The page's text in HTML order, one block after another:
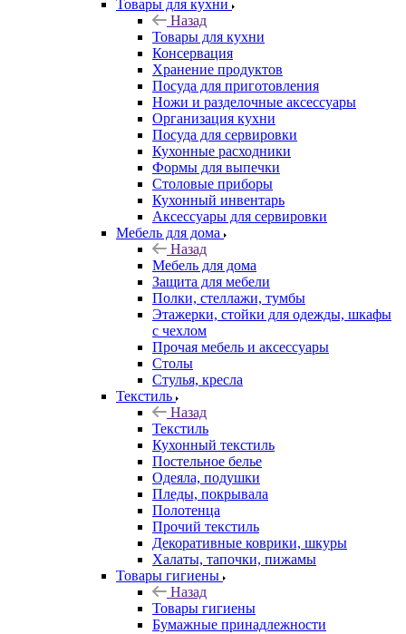
Товары для кухни
Назад
Товары для кухни
Консервация
Хранение продуктов
Посуда для приготовления
Ножи и разделочные аксессуары
Организация кухни
Посуда для сервировки
Кухонные расходники
Формы для выпечки
Столовые приборы
Кухонный инвентарь
Аксессуары для сервировки
Мебель для дома
Назад
Мебель для дома
Защита для мебели
Полки, стеллажи, тумбы
Этажерки, стойки для одежды, шкафы
с чехлом
Прочая мебель и аксессуары
Столы
Стулья, кресла
Текстиль
Назад
Текстиль
Кухонный текстиль
Постельное белье
Одеяла, подушки
Пледы, покрывала
Полотенца
Прочий текстиль
Декоративные коврики, шкуры
Халаты, тапочки, пижамы
Товары гигиены
Назад
Товары гигиены
Бумажные принадлежности